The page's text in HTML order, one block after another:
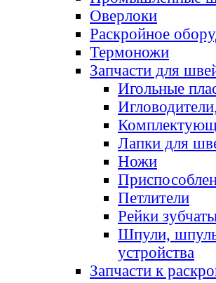
Оверлоки
Раскройное
Термоножи
Запчасти для
Игольные
Лапки для
Ножи
Петлители
Рейки
Шпули,
устройства
Запчасти к